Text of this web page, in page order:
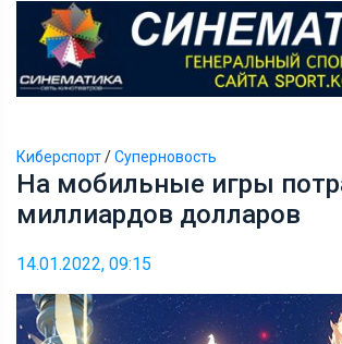
Киберспорт/Суперновость
На мобильные игры
миллиардов долларов
14.01.2022, 09:15